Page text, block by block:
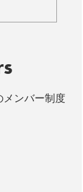
メンバー制度